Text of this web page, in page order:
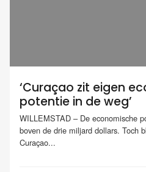
‘Curaçao zit eigen
potentie in de weg’
WILLEMSTAD – De economische
boven de drie miljard dollars. Toch
Curaçao...